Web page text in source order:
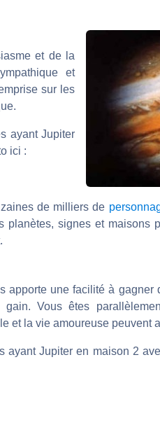
et de la
et
sur les
ayant Jupiter
ici :
de milliers de
signes et maisons
apporte une facilité à gagner
Vous êtes
et la vie amoureuse peuvent
ayant Jupiter en maison 2